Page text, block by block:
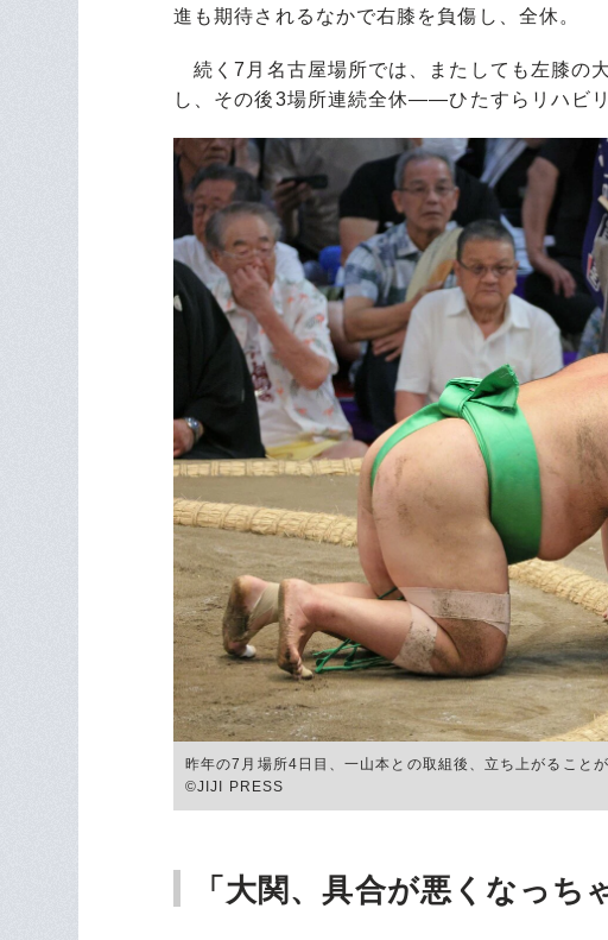
進も期待されるなかで右膝を負傷し、全休。
続く7月名古屋場所では、またしても左膝の
し、その後3場所連続全休――ひたすらリハビ
昨年の7月場所4日目、一山本との取組後、立ち上がるこ
©JIJI PRESS
「大関、具合が悪くなっち